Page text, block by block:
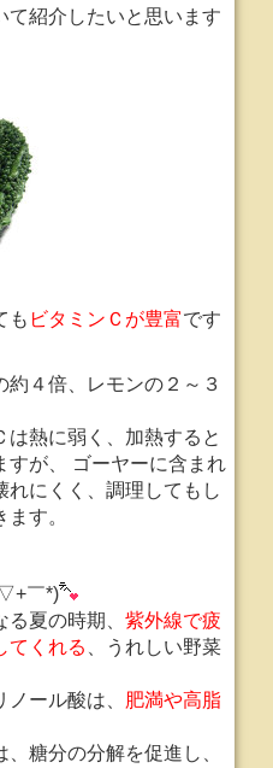
て紹介したいと思います
も ビタミンＣが豊富です
４倍、レモンの２～３
は熱に弱く、加熱すると
すが、 ゴーヤーに含まれ
れにくく、調理してもし
す。
￣*)
る夏の時期、紫外線で疲
てくれる
、うれしい野菜
ール酸は、 肥満や高脂
糖分の分解を促進し、